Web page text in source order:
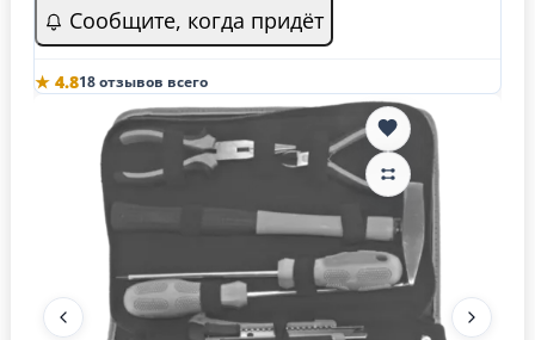
Сообщите, когда придёт
★ 4.818 отзывов всего